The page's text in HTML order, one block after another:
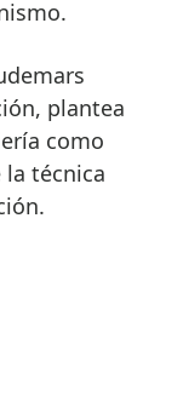
plantea
como
técnica